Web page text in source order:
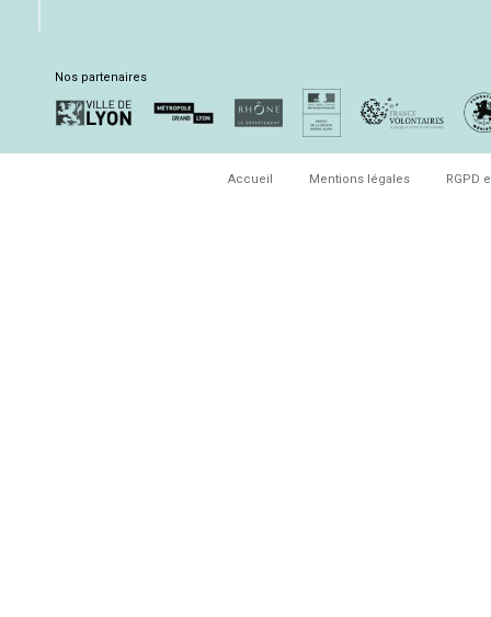
Nos partenaires
Accueil Mentions légales RGPD